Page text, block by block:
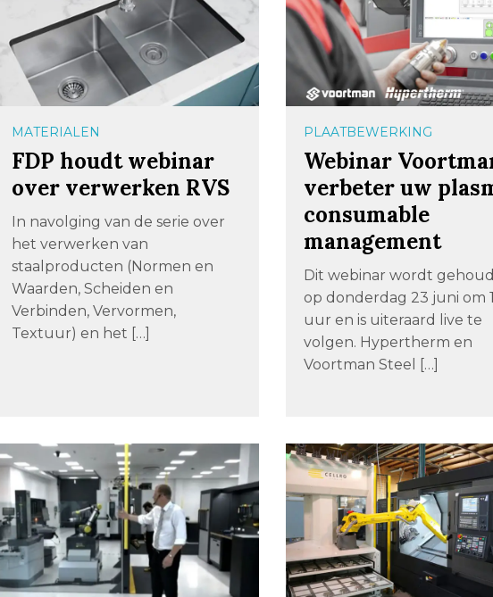
MATERIALEN
FDP houdt webinar
over verwerken RVS
In navolging van de serie over
het verwerken van
staalproducten (Normen en
Waarden, Scheiden en
Verbinden, Vervormen,
Textuur) en het […]
PLAATBEWERKING
Webinar
verbeter uw
consumable
management
Dit webinar wordt
op donderdag 23 juni om
uur en is uiteraard live te
volgen. Hypertherm en
Voortman Steel […]